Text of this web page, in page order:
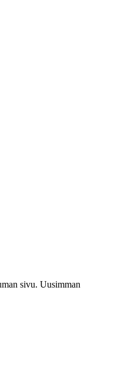
sivu. Uusimman